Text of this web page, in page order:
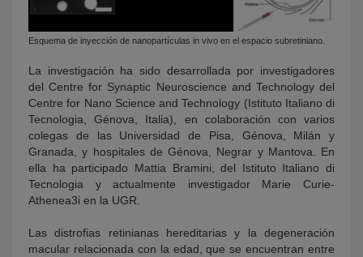
Esquema de inyección de nanopartículas in vivo en el espacio subretiniano.
La investigación ha sido desarrollada por investigadores
del Centre for Synaptic Neuroscience and Technology del
Centre for Nano Science and Technology (Istituto Italiano di
Tecnologia, Génova, Italia), en colaboración con varios
colegas de las Universidad de Pisa, Génova, Milán y
Granada, y hospitales de Génova, Negrar y Mantova. En
ella ha participado Mattia Bramini, del Istituto Italiano di
Tecnologia y actualmente investigador Marie Curie-
Athenea3i en la UGR.
Las distrofias retinianas hereditarias y la degeneración
macular relacionada con la edad, que se encuentran entre